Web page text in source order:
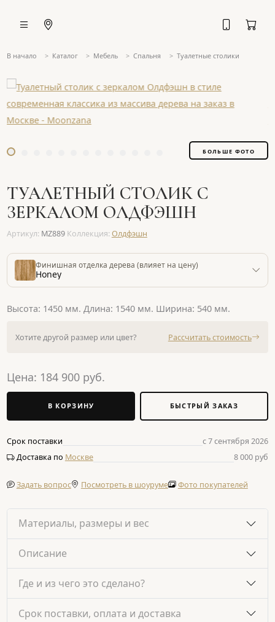
В начало Каталог Мебель Спальня Туалетные столики
БОЛЬШЕ ФОТО
ТУАЛЕТНЫЙ СТОЛИК С
ЗЕРКАЛОМ ОЛДФЭШН
Артикул: MZ889 Коллекция: Олдфэшн
Финишная отделка дерева (влияет на цену)
Honey
Высота: 1450 мм. Длина: 1540 мм. Ширина: 540 мм.
Хотите другой размер или цвет? Рассчитать стоимость
Цена: 184 900руб.
В КОРЗИНУ БЫСТРЫЙ ЗАКАЗ
Срок поставки
с 7 сентября 2026
Доставка по Москве 8 000 руб
Задать вопрос Посмотреть в шоуруме Фото покупателей
Материалы, размеры и вес
Описание
Где и из чего это сделано?
Срок поставки, оплата и доставка